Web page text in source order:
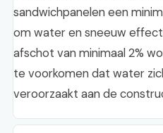
sandwichpanelen een
om water en sneeuw
afschot van minimaal 2%
te voorkomen dat water
veroorzaakt aan de